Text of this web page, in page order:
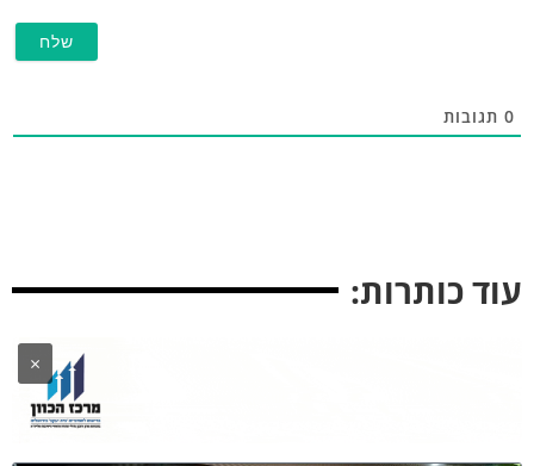
תגובות
כותרות:
×